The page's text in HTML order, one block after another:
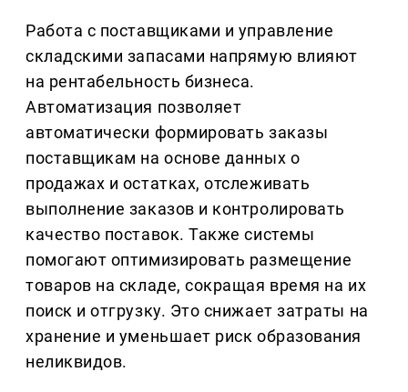
Работа с поставщиками и управление
складскими запасами напрямую влияют
на рентабельность бизнеса.
Автоматизация позволяет
автоматически формировать заказы
поставщикам на основе данных о
продажах и остатках, отслеживать
выполнение заказов и контролировать
качество поставок. Также системы
помогают оптимизировать размещение
товаров на складе, сокращая время на их
поиск и отгрузку. Это снижает затраты на
хранение и уменьшает риск образования
неликвидов.